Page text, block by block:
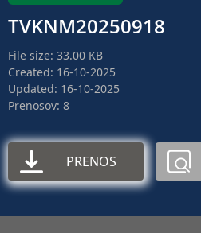
TVKNM20250918
File size: 33.00 KB
Created: 16-10-2025
Updated: 16-10-2025
Prenosov: 8
PRENOS